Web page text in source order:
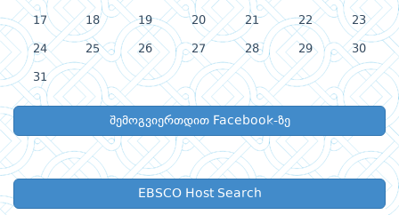
17 18 19 20 21 22 23
24 25 26 27 28 29 30
31
შემოგვიერთდით Facebook-ზე
EBSCO Host Search